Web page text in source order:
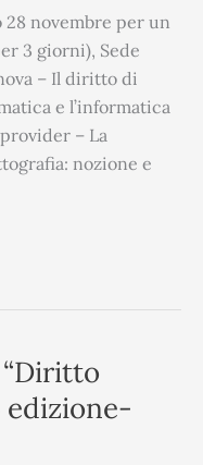
28 novembre per un
3 giorni), Sede
– Il diritto di
e l’informatica
– La
nozione e
edizione-